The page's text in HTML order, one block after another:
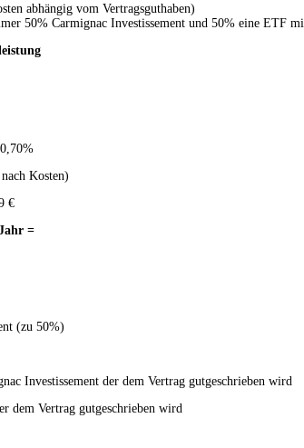
abhängig vom Vertragsguthaben)
50% Carmignac Investissement und 50% eine ETF
Kosten)
€
=
(zu 50%)
Investissement der dem Vertrag gutgeschrieben wird
dem Vertrag gutgeschrieben wird